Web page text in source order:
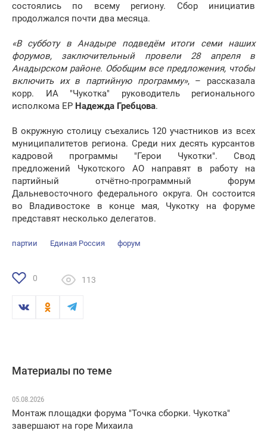
состоялись по всему региону. Сбор инициатив
продолжался почти два месяца.
«В субботу в Анадыре подведём итоги семи наших
форумов, заключительный провели 28 апреля в
Анадырском районе. Обобщим все предложения, чтобы
включить их в партийную программу», – рассказала
корр. ИА "Чукотка" руководитель регионального
исполкома ЕР Надежда Гребцова.
В окружную столицу съехались 120 участников из всех
муниципалитетов региона. Среди них десять курсантов
кадровой программы "Герои Чукотки". Свод
предложений Чукотского АО направят в работу на
партийный отчётно-программный форум
Дальневосточного федерального округа. Он состоится
во Владивостоке в конце мая, Чукотку на форуме
представят несколько делегатов.
партии Единая Россия форум
0 113
Материалы по теме
05.08.2026
Монтаж площадки форума "Точка сборки. Чукотка"
завершают на горе Михаила